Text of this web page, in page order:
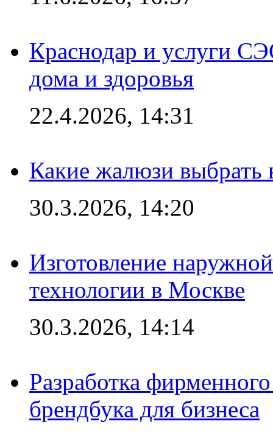
Краснодар и услуги
дома и здоровья
22.4.2026, 14:31
Какие жалюзи выбрать
30.3.2026, 14:20
Изготовление
технологии в Москве
30.3.2026, 14:14
Разработка
брендбука для бизнеса